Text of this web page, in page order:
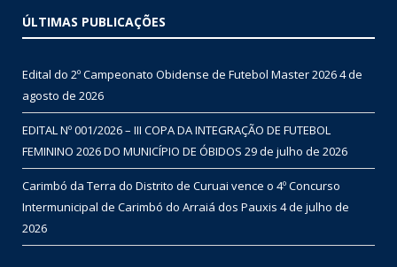
ÚLTIMAS PUBLICAÇÕES
Edital do 2º Campeonato Obidense de Futebol Master 20264 de
agosto de 2026
EDITAL Nº 001/2026 – III COPA DA INTEGRAÇÃO DE FUTEBOL
FEMININO 2026 DO MUNICÍPIO DE ÓBIDOS 29 de julho de 2026
Carimbó da Terra do Distrito de Curuai vence o 4º Concurso
Intermunicipal de Carimbó do Arraiá dos Pauxis 4 de julho de
2026